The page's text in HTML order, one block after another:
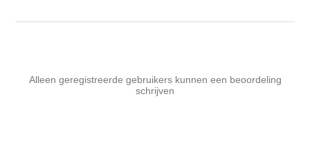
Alleen geregistreerde gebruikers kunnen een beoordeling
schrijven